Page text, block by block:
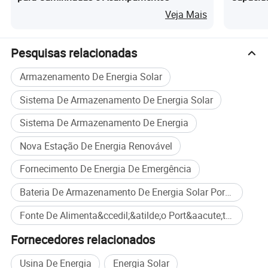
(tempo de execução de 4,2h).
• Long Runtime Performance Powers 30W fan for 110h, 100W
TV for 32h, 150W geladeira for 22h, 600W panela elétrica de
arroz para 5.5h, e mais.
Fotos detalhadas
Veja Mais
Pesquisas relacionadas
Armazenamento De Energia Solar
Sistema De Armazenamento De Energia Solar
Sistema De Armazenamento De Energia
Nova Estação De Energia Renovável
Fornecimento De Energia De Emergência
Bateria De Armazenamento De Energia Solar Portátil
Fonte De Alimenta&ccedil;&atilde;o Port&aacute;til LiFePO4 compra em massa
Fornecedores relacionados
Usina De Energia Energia Solar